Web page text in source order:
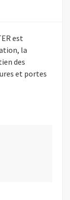
est
la
des
et portes